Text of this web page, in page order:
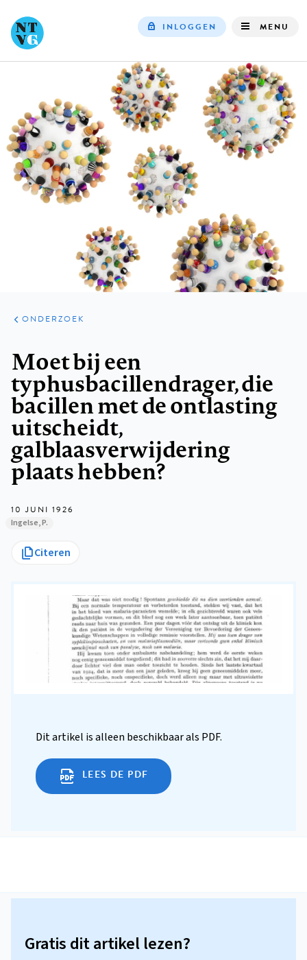
navigation
INLOGGEN MENU
ARTIKELEN
ONDERZOEK
ONDERZOEK
Moet bij een
typhusbacillendrager, die
bacillen met de ontlasting
uitscheidt,
galblaasverwijdering
plaats hebben?
10 JUNI 1926
Ingelse, P.
Citeren
Dit artikel is alleen beschikbaar als PDF.
LEES DE PDF
Gratis dit artikel lezen?